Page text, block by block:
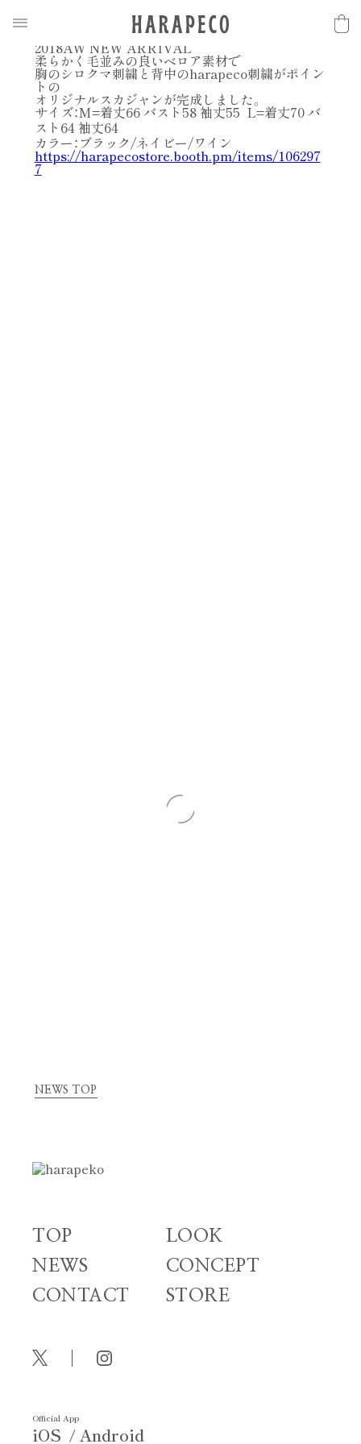
【18AW 新作】ベロアくまスカジャン
2018AW NEW ARRIVAL
柔らかく毛並みの良いベロア素材で
胸のシロクマ刺繍と背中のharapeco刺繍がポイン
トの
オリジナルスカジャンが完成しました。
サイズ：M=着丈66 バスト58 袖丈55 L=着丈70 バ
スト64 袖丈64
カラー：ブラック/ネイビー/ワイン
https://harapecostore.booth.pm/items/106297
7
NEWS TOP
TOP
LOOK
NEWS
CONCEPT
CONTACT
STORE
Official App
iOS Android